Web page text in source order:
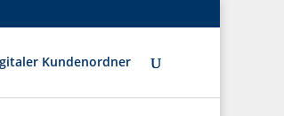
Kundenordner